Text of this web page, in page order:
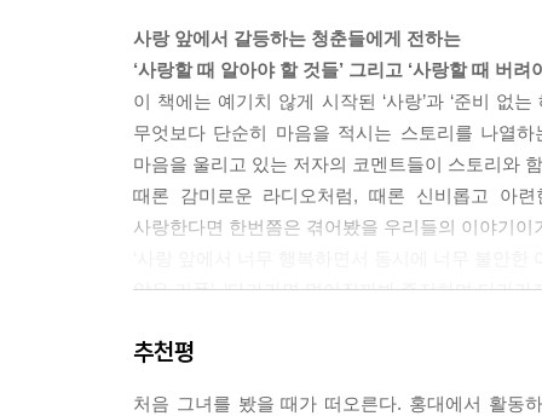
마지막 순간에 사랑을 배신하는 것은
그의 마음이 아니라 내 마음입니다. --- 「내일도
어느 정도 굳은살이 있어야 새 구두를
신어도 발이 다치지 않습니다.
마음은 원래 여린 것이었어요.
조그만 부딪힘에도 금방 까지고 마는.
마음에는 굳은살이 생기지 않거든요.
면역력 없는 마음이 사랑에 모두 던지지
사랑 앞에서 갈등하는 청춘들에게 전하는
‘사랑할 때 알아야 할 것들’ 그리고 ‘사랑할 때 버려
이 책에는 예기치 않게 시작된 ‘사랑’과 ‘준비 없
무엇보다 단순히 마음을 적시는 스토리를 나열
마음을 울리고 있는 저자의 코멘트들이 스토리와
때론 감미로운 라디오처럼, 때론 신비롭고 아
사랑한다면 한번쯤은 겪어봤을 우리들의 이야기이
않은 커플’, ‘다가가면 멀어질까봐 주저하며 다가
어떤 것인지’, ‘사랑할 때 반드시 버려야 하는 것
추천평
처음 그녀를 봤을 때가 떠오른다. 홍대에서 활동